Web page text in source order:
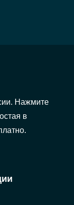
Нажмите
в